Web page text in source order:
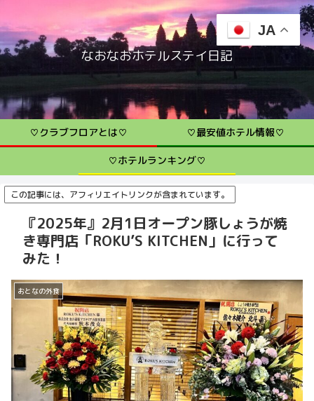
なおなおホテルステイ日記
♡クラブフロアとは♡ ♡最安値ホテル情報♡
♡ホテルランキング♡
この記事には、アフィリエイトリンクが含まれています。
『2025年』2月1日オープン豚しょうが焼
き専門店「ROKU’S KITCHEN」に行って
みた！
おとなの外食
JA